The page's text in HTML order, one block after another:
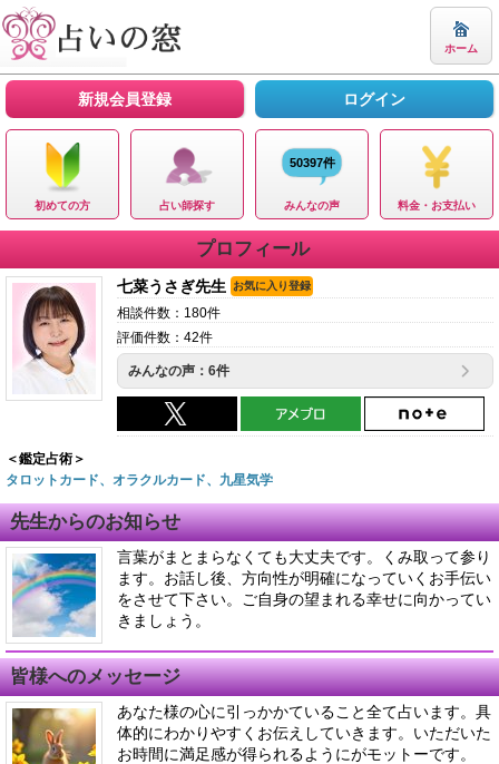
ホーム
新規会員登録 ログイン
初めての方 占い師探す
50397件
みんなの声 料金・お支払い
プロフィール
七菜うさぎ先生 お気に入り登録
相談件数：180件
評価件数：42件
みんなの声：6件
＜鑑定占術＞
タロットカード、オラクルカード、九星気学
先生からのお知らせ
言葉がまとまらなくても大丈夫です。くみ取って参り
ます。お話し後、方向性が明確になっていくお手伝い
をさせて下さい。ご自身の望まれる幸せに向かってい
きましょう。
皆様へのメッセージ
あなた様の心に引っかかていること全て占います。具
体的にわかりやすくお伝えしていきます。いただいた
お時間に満足感が得られるようにがモットーです。